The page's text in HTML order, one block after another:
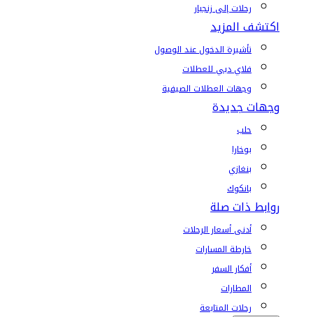
رحلات إلى زنجبار
اكتشف المزيد
تأشيرة الدخول عند الوصول
فلاي دبي للعطلات
وجهات العطلات الصيفية
وجهات جديدة
حلب
بوخارا
بنغازي
بانكوك
روابط ذات صلة
أدنى أسعار الرحلات
خارطة المسارات
أفكار السفر
المطارات
رحلات المتابعة